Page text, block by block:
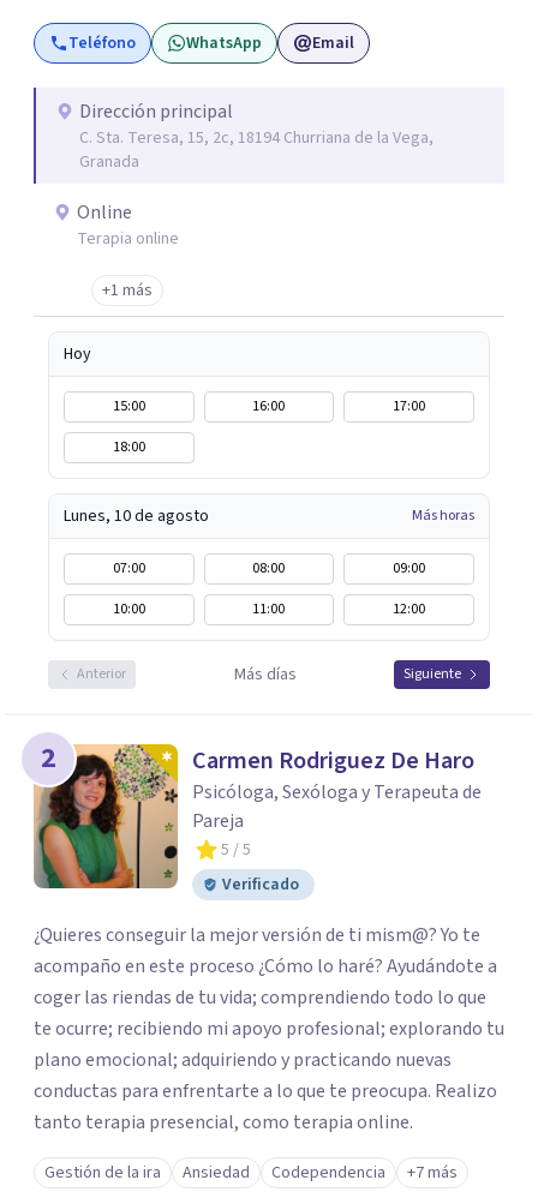
de género y condenados por violación... A pesar de estar
constantemente formándome, al terminar mis masters
Centro de Psicología Vilmar y me dediqué a hacer terapia
y a realizar peritaciones. Todo ello compaginado con la
realización de colaboraciones y proyectos como
programas de estimulación en residencias de adultos;
terapias en Residencias de Adultos con Discapacidad
drogodependientes y talleres para poblaciones
específicas en ayuntamientos; y terapias para mujeres
víctimas de VG
Teléfono WhatsApp Email
Dirección principal
C. Sta. Teresa, 15, 2c, 18194 Churriana de la Vega,
Granada
Online
Terapia online
+1 más
Hoy
15:00 16:00
17:00
18:00
Lunes, 10 de agosto Más horas
07:00 08:00
09:00
10:00
11:00 12:00
Anterior Más días Siguiente
2 Carmen Rodriguez De Haro
Psicóloga, Sexóloga y Terapeuta de
Pareja
5 / 5
Verificado
¿Quieres conseguir la mejor versión de ti mism@? Yo te
acompaño en este proceso ¿Cómo lo haré? Ayudándote a
coger las riendas de tu vida; comprendiendo todo lo que
te ocurre; recibiendo mi apoyo profesional; explorando tu
plano emocional; adquiriendo y practicando nuevas
conductas para enfrentarte a lo que te preocupa. Realizo
tanto terapia presencial, como terapia online.
Gestión de la ira Ansiedad Codependencia +7 más